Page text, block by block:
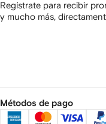
Regístrate para recibir
y mucho más,
Métodos de pago